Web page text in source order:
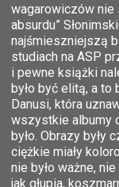
wagarowiczów nie
absurdu”
najśmieszniejszą
studiach na ASP
i pewne książki
było być elitą, a to
Danusi, która
wszystkie albumy
było. Obrazy były
ciężkie miały
nie było ważne,
jak głupia,